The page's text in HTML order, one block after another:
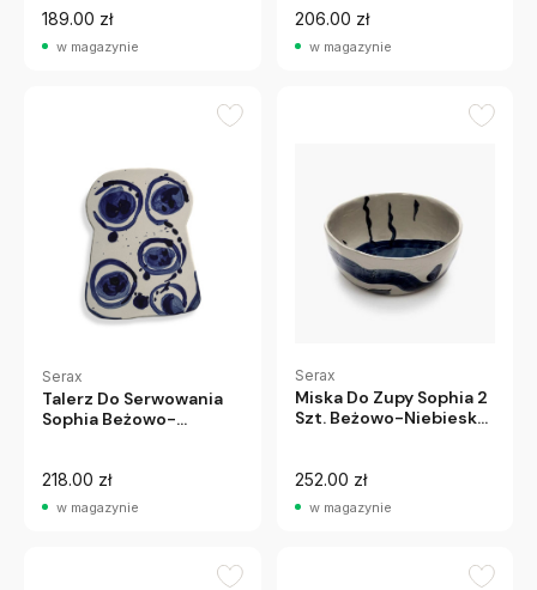
189.00 zł
w magazynie
206.00 zł
w magazynie
Serax
Talerz Do Serwowania
Sophia Beżowo-
218.00 zł
w magazynie
Serax
Miska Do Zupy Sophia 2
Szt. Beżowo-Niebieska
252.00 zł
w magazynie